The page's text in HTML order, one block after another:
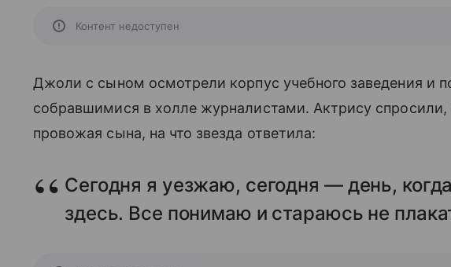
Контент недоступен
Джоли с сыном осмотрели корпус учебного заведения и
собравшимися в холле журналистами. Актрису спросили,
провожая сына, на что звезда ответила:
Сегодня я уезжаю, сегодня — день,
здесь. Все понимаю и стараюсь не